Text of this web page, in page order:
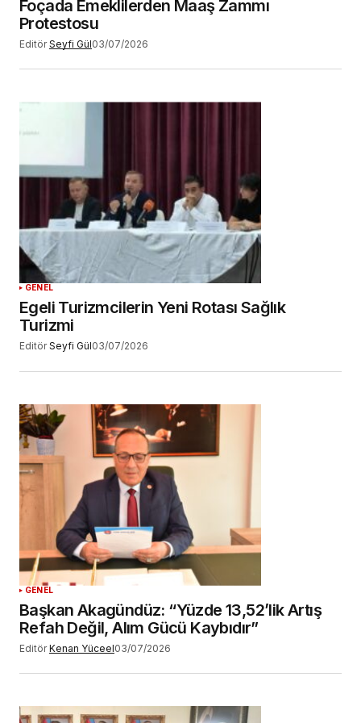
Foçada Emeklilerden Maaş Zammı
Protestosu
Editör Seyfi Gül03/07/2026
GENEL
Egeli Turizmcilerin Yeni Rotası Sağlık
Turizmi
Editör Seyfi Gül03/07/2026
GENEL
Başkan Akagündüz: “Yüzde 13,52’lik Artış
Refah Değil, Alım Gücü Kaybıdır”
Editör Kenan Yüceel03/07/2026